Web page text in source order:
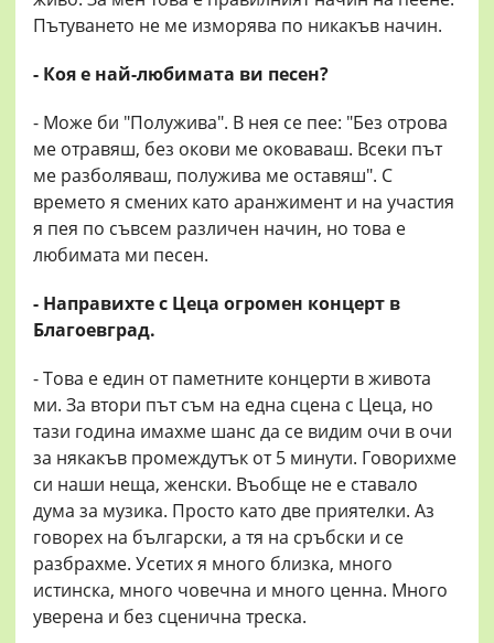
Пътуването не ме изморява по никакъв начин.
- Коя е най-любимата ви песен?
- Може би "Полужива". В нея се пее: "Без отрова
ме отравяш, без окови ме оковаваш. Всеки път
ме разболяваш, полужива ме оставяш". С
времето я смених като аранжимент и на участия
я пея по съвсем различен начин, но това е
любимата ми песен.
- Направихте с Цеца огромен концерт в
Благоевград.
- Това е един от паметните концерти в живота
ми. За втори път съм на една сцена с Цеца, но
тази година имахме шанс да се видим очи в очи
за някакъв промеждутък от 5 минути. Говорихме
си наши неща, женски. Въобще не е ставало
дума за музика. Просто като две приятелки. Аз
говорех на български, а тя на сръбски и се
разбрахме. Усетих я много близка, много
истинска, много човечна и много ценна. Много
уверена и без сценична треска.